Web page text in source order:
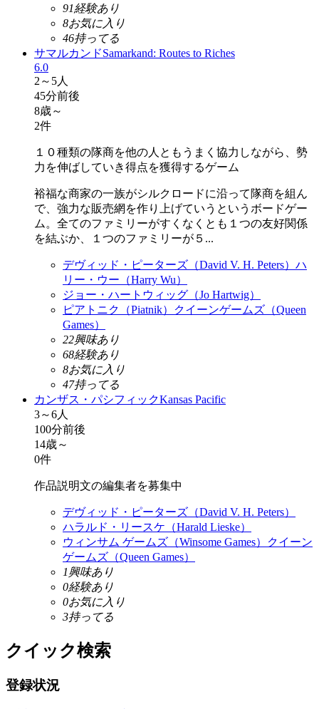
91経験あり
8お気に入り
46持ってる
サマルカンドSamarkand: Routes to Riches
6.0
2～5人
45分前後
8歳～
2件
１０種類の隊商を他の人ともうまく協力しながら、勢
力を伸ばしていき得点を獲得するゲーム
裕福な商家の一族がシルクロードに沿って隊商を組ん
で、強力な販売網を作り上げていうというボードゲー
ム。全てのファミリーがすくなくとも１つの友好関係
を結ぶか、１つのファミリーが５...
デヴィッド・ピーターズ（David V. H. Peters） ハ
リー・ウー（Harry Wu）
ジョー・ハートウィッグ（Jo Hartwig）
ピアトニク（Piatnik）
クイーンゲームズ（Queen
Games）
22興味あり
68経験あり
8お気に入り
47持ってる
カンザス・パシフィックKansas Pacific
3～6人
100分前後
14歳～
0件
作品説明文の編集者を募集中
デヴィッド・ピーターズ（David V. H. Peters）
ハラルド・リースケ（Harald Lieske）
ウィンサム ゲームズ（Winsome Games）
クイーン
ゲームズ（Queen Games）
1興味あり
0経験あり
0お気に入り
3持ってる
クイック検索
登録状況